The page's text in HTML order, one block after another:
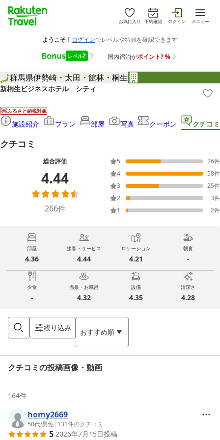
お気に入り 予約確認 ログイン メニュー
群馬県伊勢崎・太田・館林・桐生
新桐生ビジネスホテル シティ
ふるさと納税対象
施設紹介 プラン 部屋 写真 クーポン クチコミ
クチコミ
総合評価
4.44
266件
5 26件
4
58件
3
25件
2
3件
1
2件
部屋
4.36
接客・サービス
4.44
ロケーション
4.21
朝食
-
夕食
-
温泉・お風呂
4.32
設備
4.35
清潔さ
4.28
絞り込み おすすめ順
クチコミの投稿画像・動画
164件
homy2669
50代/男性 | 131件のクチコミ
5 2026年7月15日投稿